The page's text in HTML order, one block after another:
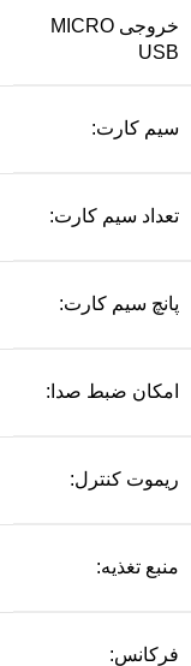
خروجی MICRO
USB
سیم کارت:
تعداد سیم کارت:
پانچ سیم کارت:
امکان ضبط صدا:
ریموت کنترل:
منبع تغذیه:
فرکانس: